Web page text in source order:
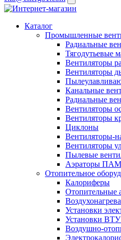
Каталог
Промышленные
Радиальные
Тягодутьевые
Вентиляторы
Вентиляторы
Канальные
Радиальные
Вентиляторы
Вентиляторы
Циклоны
Вентиляторы-
Вентиляторы
Пылевые
Аэраторы ПАМ
Отопительное
Калориферы
Отопительные
Установки
Установки
Воздушно-